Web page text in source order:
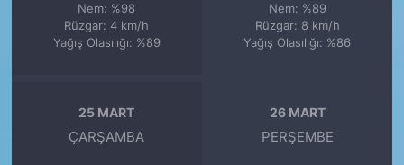
Nem: %98
Rüzgar: 4 km/h
Yağış Olasılığı: %89
Nem: %89
Rüzgar: 8 km/h
Yağış Olasılığı: %86
25 MART
ÇARŞAMBA
26 MART
PERŞEMBE